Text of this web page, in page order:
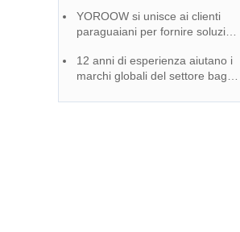
completo
YOROOW si unisce ai clienti
paraguaiani per fornire soluzioni
economiche
12 anni di esperienza aiutano i
marchi globali del settore bagno
la cooperazione OEM